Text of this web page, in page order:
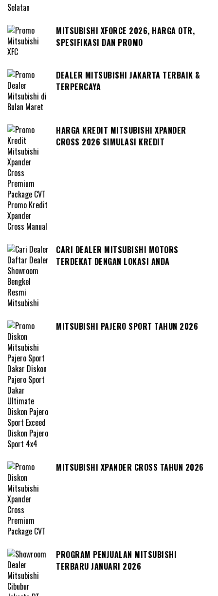
MITSUBISHI XFORCE 2026, HARGA OTR,
SPESIFIKASI DAN PROMO
DEALER MITSUBISHI JAKARTA TERBAIK &
TERPERCAYA
HARGA KREDIT MITSUBISHI XPANDER
CROSS 2026 SIMULASI KREDIT
CARI DEALER MITSUBISHI MOTORS
TERDEKAT DENGAN LOKASI ANDA
MITSUBISHI PAJERO SPORT TAHUN 2026
MITSUBISHI XPANDER CROSS TAHUN 2026
PROGRAM PENJUALAN MITSUBISHI
TERBARU JANUARI 2026